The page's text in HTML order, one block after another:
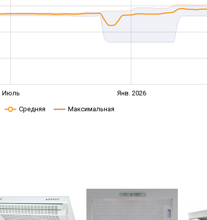
Июль Янв. 2026
Средняя Максимальная